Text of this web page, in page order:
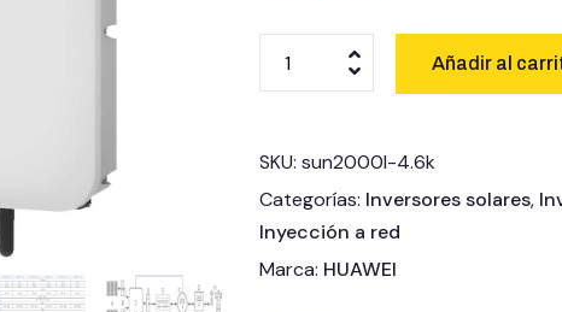
Añadir al
SKU:sun2000l-4.6k
Categorías: Inversores solares,
Inyección a red
Marca: HUAWEI